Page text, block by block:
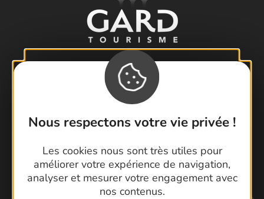
Nous respectons votre vie privée !
Les cookies nous sont très utiles pour
améliorer votre expérience de navigation,
analyser et mesurer votre engagement avec
nos contenus.
Visiter le Pont du Gard en famille
Les Arènes de Nîmes
Escapade en Camargue
Randonnée en Cévennes